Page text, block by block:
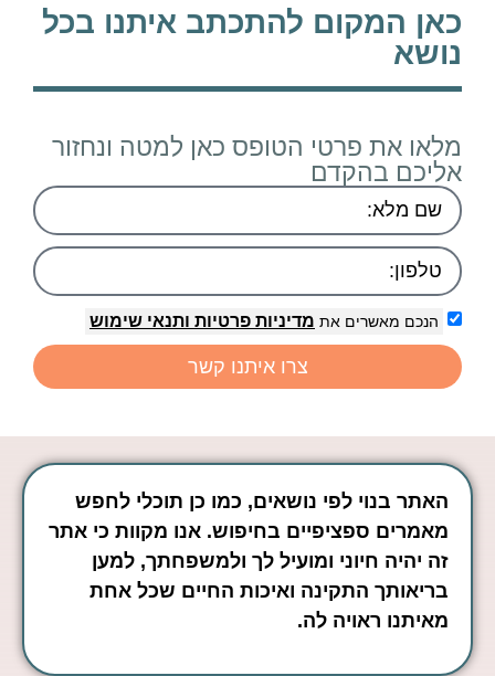
כאן המקום להתכתב איתנו בכל
נושא
מלאו את פרטי הטופס כאן למטה ונחזור
אליכם בהקדם
הנכם מאשרים אתמדיניות פרטיותותנאי שימוש
צרו איתנו קשר
האתר בנוי לפי נושאים, כמו כן תוכלי לחפש
מאמרים ספציפיים בחיפוש. אנו מקוות כי אתר
זה יהיה חיוני ומועיל לך ולמשפחתך, למען
בריאותך התקינה ואיכות החיים שכל אחת
מאיתנו ראויה לה.